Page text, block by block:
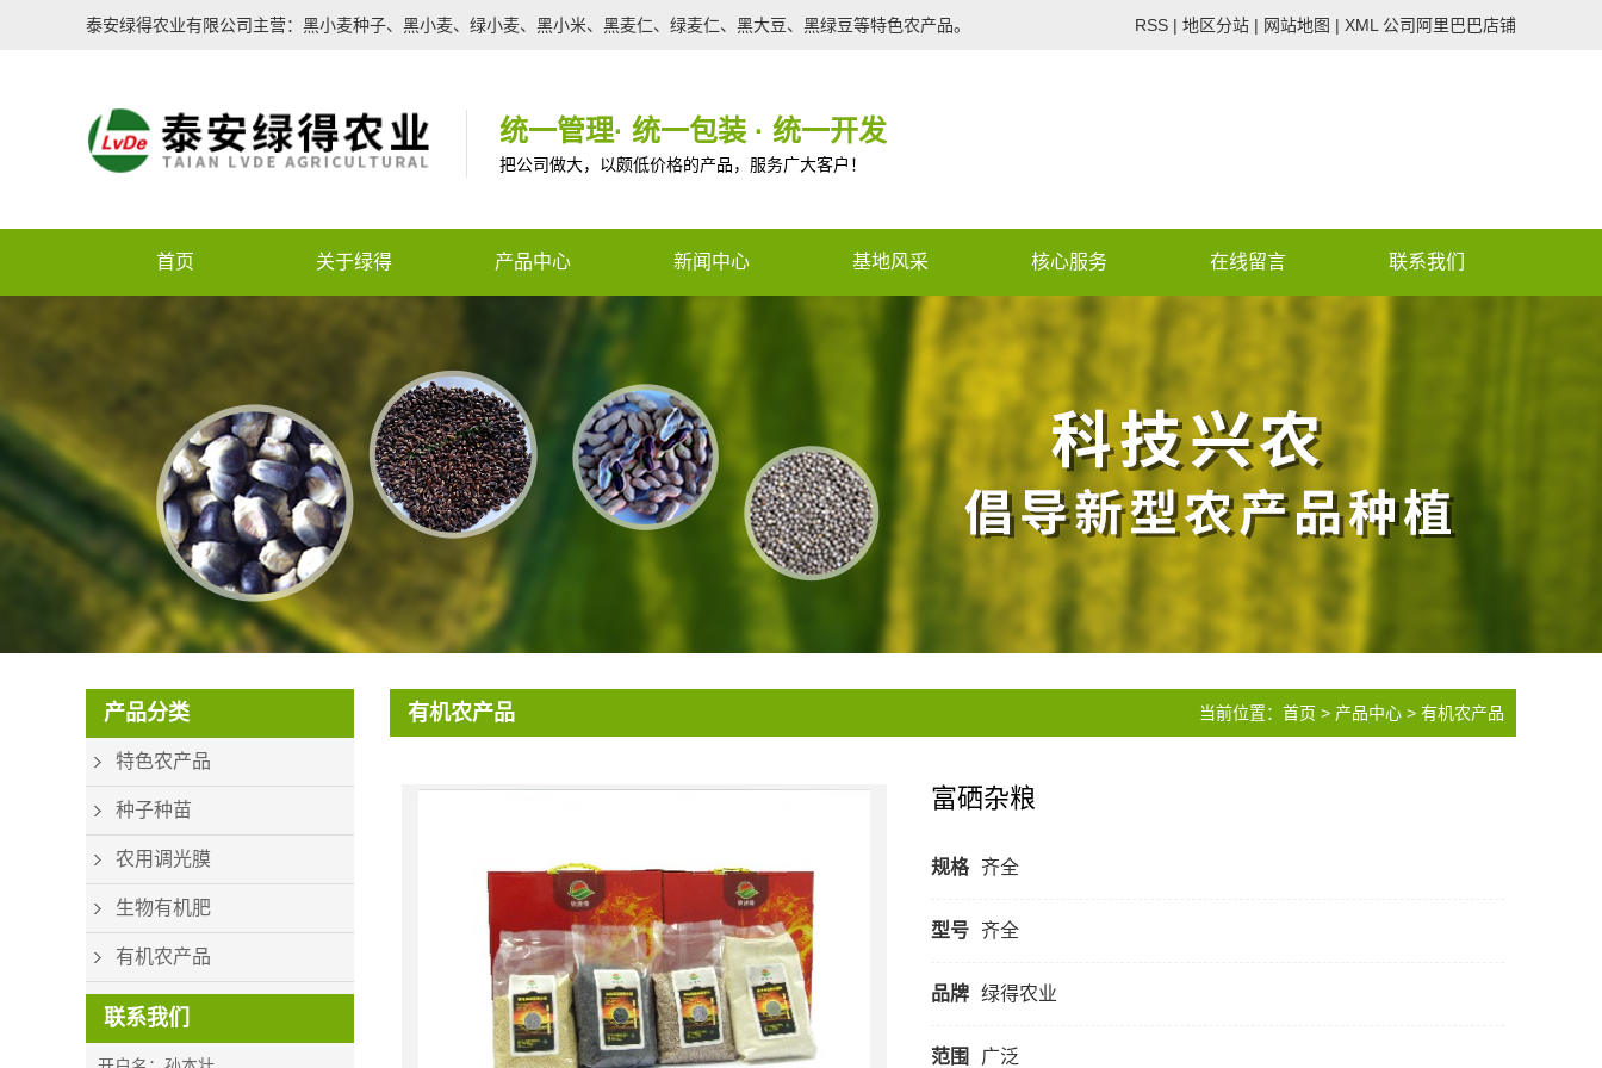
泰安绿得农业有限公司主营：黑小麦种子、黑小麦、绿小麦、黑小米、黑麦仁、绿麦仁、黑大豆、黑绿豆等特色农产品。 RSS | 地区分站 | 网站地图 | XML 公司阿里巴巴店铺
统一管理· 统一包装 · 统一开发
把公司做大，以颇低价格的产品，服务广大客户！
Warning: Use of undefined constant CON_PHONE_V2 - assumed 'CON_PHONE_V2'
(this will throw an Error in a future version of PHP) in/www/wwwroot/lvdenongye.co
m/template/top.phpon line
CON_PHONE_V2
首页 关于绿得
企业荣誉
产品中心
农用调光膜
生物有机肥
有机农产品
新闻中心
技术支持
基地风采 核心服务 在线留言 联系我们
产品分类
特色农产品
种子种苗
农用调光膜
生物有机肥
有机农产品
联系我们
有机农产品 当前位置： 首页 > 产品中心 > 有机农产品
富硒杂粮
规格 齐全
型号 齐全
品牌 绿得农业
范围 广泛